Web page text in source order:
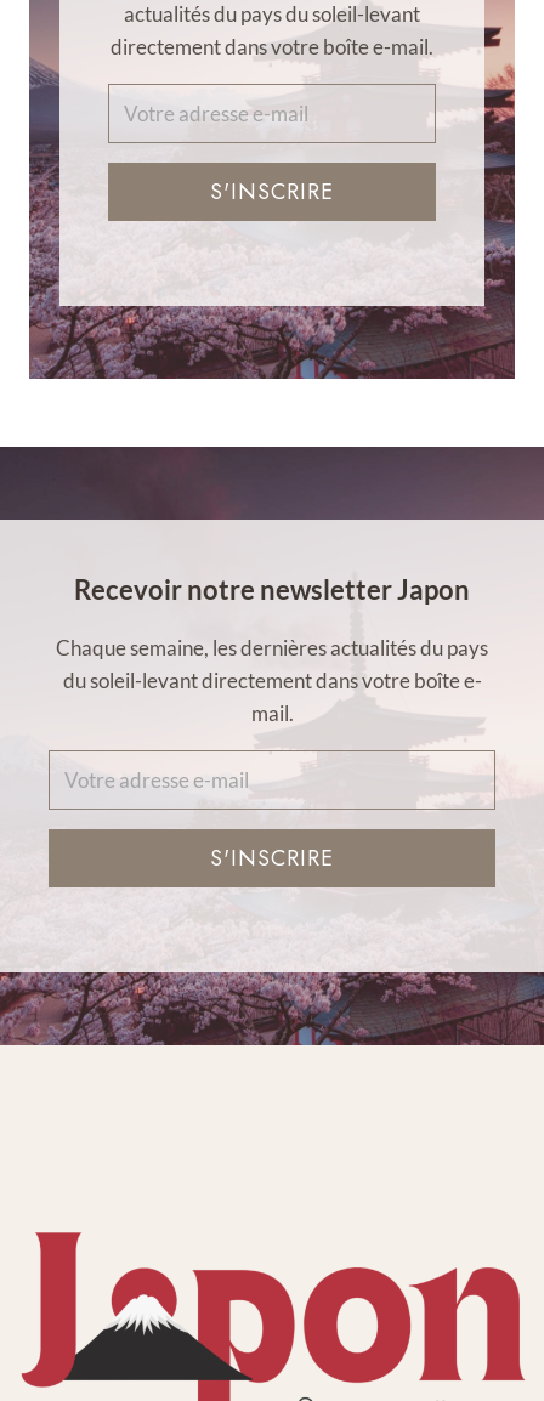
actualités du pays du soleil-levant
directement dans votre boîte e-mail.
S'INSCRIRE
Recevoir notre newsletter Japon
Chaque semaine, les dernières actualités du pays
du soleil-levant directement dans votre boîte e-
mail.
S'INSCRIRE